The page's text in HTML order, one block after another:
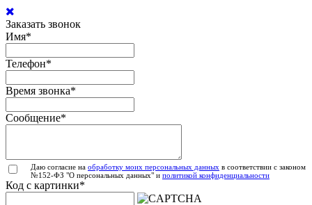
Заказать звонок
Имя*
Телефон*
Время звонка*
Сообщение*
Даю согласие на обработку моих персональных данных в соответствии с законом
№152-ФЗ "О персональных данных" и политикой конфиденциальности
Код с картинки*